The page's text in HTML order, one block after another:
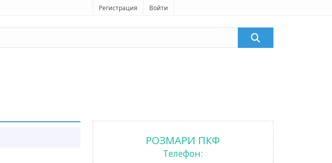
Регистрация Войти
РОЗМАРИ ПКФ
Телефон: